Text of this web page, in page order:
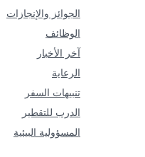
الجوائز والإنجازات
الوظائف
آخر الأخبار
الرعاية
تنبيهات السفر
الدرب للتقطير
المسؤولية البيئية